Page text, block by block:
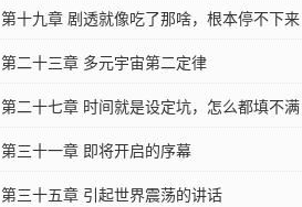
第十九章 剧透就像吃了那啥，根本停不下来
第二十三章 多元宇宙第二定律
第二十七章 时间就是设定坑，怎么都填不满
第三十一章 即将开启的序幕
第三十五章 引起世界震荡的讲话